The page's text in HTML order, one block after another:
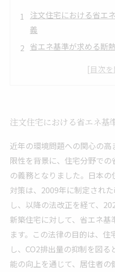
注文住宅における省エ
義
省エネ基準が求める断
効率的な設備導入で実
省エネ基準適合住宅が
への貢献
注文住宅における省エネ基
近年の環境問題への関心の
限性を背景に、住宅分野で
の義務となりました。日本
対策は、2009年に制定され
し、以降の法改正を経て、
新築住宅に対して、省エネ
ます。この法律の目的は、
し、CO2排出量の抑制を図
能の向上を通じて、居住者